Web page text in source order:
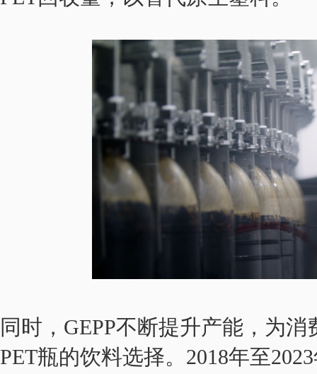
同时，GEPP不断提升产能，为
PET瓶的饮料选择。2018年至